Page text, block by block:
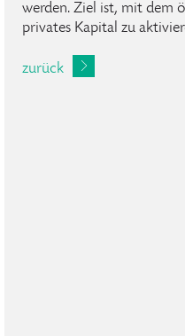
werden. Ziel ist, mit dem
privates Kapital zu
zurück